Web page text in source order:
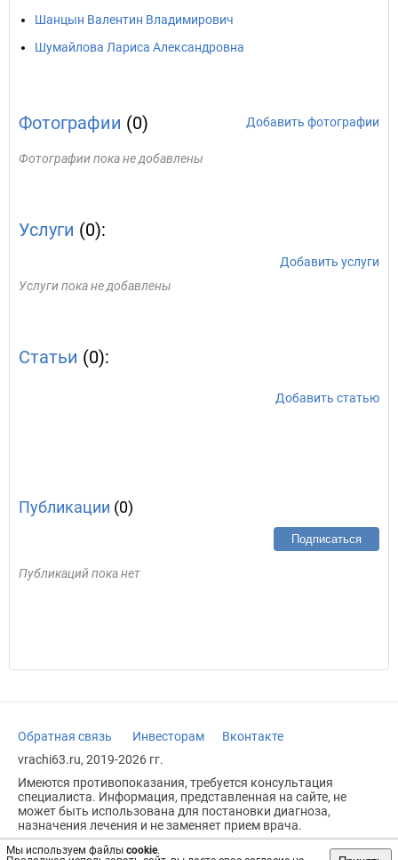
Мы используем файлы cookie.
Шанцын Валентин Владимирович
Шумайлова Лариса Александровна
Фотографии (0) Добавить фотографии
Фотографии пока не добавлены
Услуги (0):
Добавить услуги
Услуги пока не добавлены
Статьи (0):
Добавить статью
Публикации (0)
Подписаться
Публикаций пока нет
Обратная связь Инвесторам
Вконтакте
vrachi63.ru, 2019-2026 гг.
Имеются противопоказания, требуется консультация
специалиста. Информация, представленная на сайте, не
может быть использована для постановки диагноза,
назначения лечения и не заменяет прием врача.
Возрастное ограничение: 18+